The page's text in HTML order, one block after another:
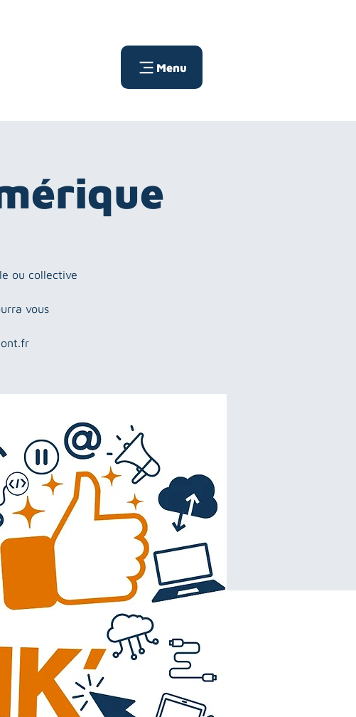
Menu
ou collective
vous